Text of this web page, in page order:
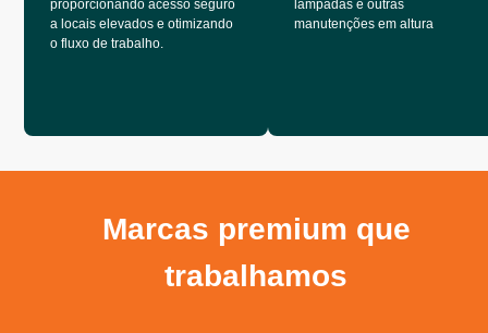
proporcionando acesso seguro
a locais elevados e otimizando
o fluxo de trabalho.
lâmpadas e outras
manutenções em altura
Marcas premium que
trabalhamos